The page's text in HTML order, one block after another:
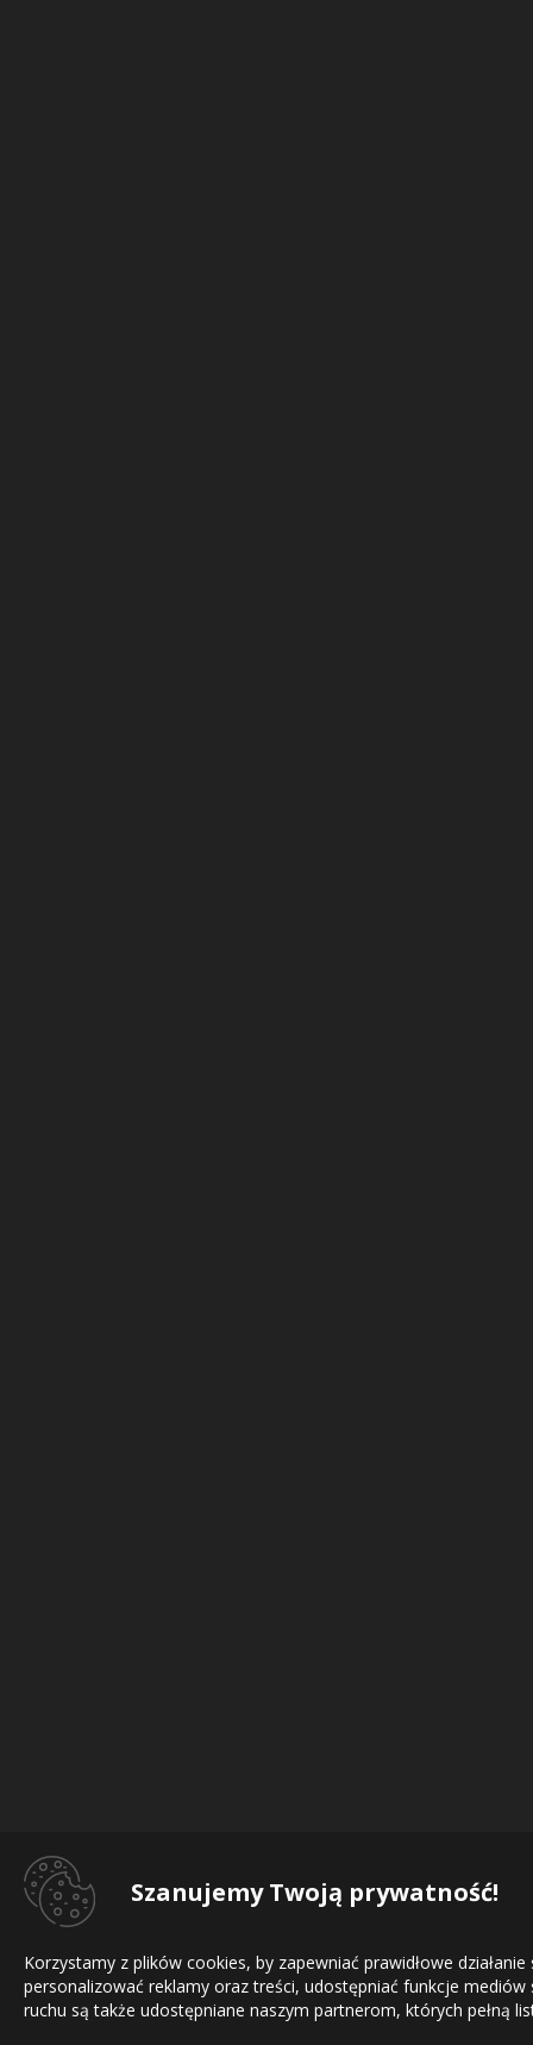
Szanujemy Twoją prywatność!
Korzystamy z plików cookies, by zapewniać prawidłowe
personalizować reklamy oraz treści, udostępniać funkcje
ruchu są także udostępniane naszym partnerom, których pełną